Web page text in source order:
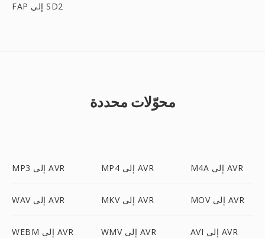
FAP إلى SD2
محوّلات محددة
MP3 إلى AVR MP4 إلى AVR M4A إلى AVR
WAV إلى AVR MKV إلى AVR MOV إلى AVR
WEBM إلى AVR WMV إلى AVR AVI إلى AVR